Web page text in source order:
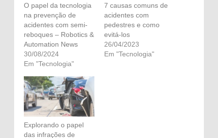
O papel da tecnologia
na prevenção de
acidentes com semi-
reboques – Robotics &
Automation News
30/08/2024
Em "Tecnologia"
7 causas comuns de
acidentes com
pedestres e como
evitá-los
26/04/2023
Em "Tecnologia"
Explorando o papel
das infrações de